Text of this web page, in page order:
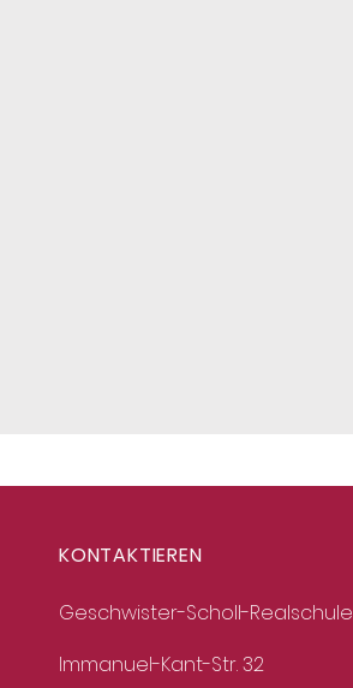
KONTAKTIEREN
Geschwister-Scholl-Realschule
Immanuel-Kant-Str. 32